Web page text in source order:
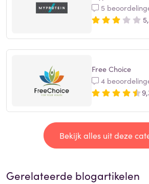
5
Free Choice
4
Bekijk alles uit deze
Gerelateerde blogartikelen